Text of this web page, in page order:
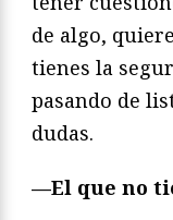
de algo,
tienes la
pasando de
dudas.
—El que no